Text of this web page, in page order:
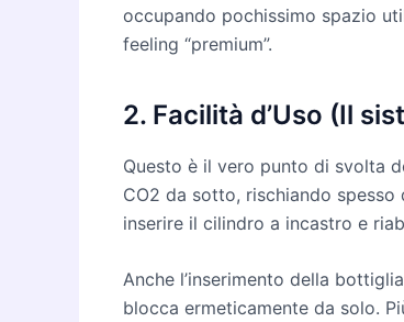
occupando pochissimo spazio
feeling “premium”.
2. Facilità d’Uso (Il
Questo è il vero punto di svolta
CO2 da sotto, rischiando
inserire il cilindro a incastro e
Anche l’inserimento della
blocca ermeticamente da solo.